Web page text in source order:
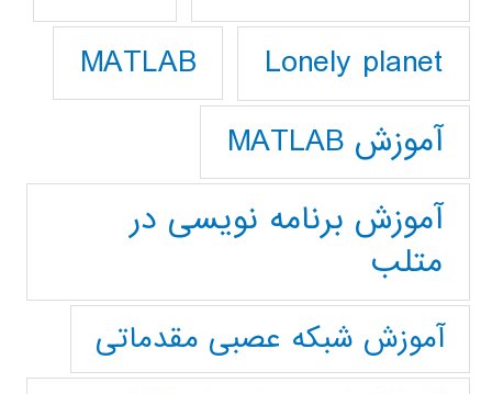
Lonely planet
MATLAB
آموزش MATLAB
آموزش برنامه نویسی در
متلب
آموزش شبکه عصبی مقدماتی